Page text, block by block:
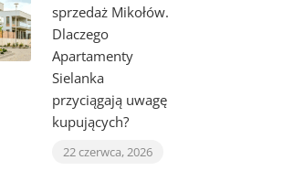
sprzedaż Mikołów.
Dlaczego
Apartamenty
Sielanka
przyciągają uwagę
kupujących?
22 czerwca, 2026